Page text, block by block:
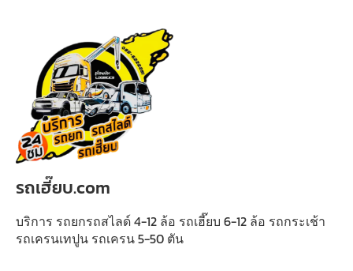
รถเฮี๊ยบ.com
บริการ รถยกรถสไลด์ 4-12 ล้อ รถเฮี๊ยบ 6-12 ล้อ รถกระเช้า
รถเครนเทปูน รถเครน 5-50 ตัน